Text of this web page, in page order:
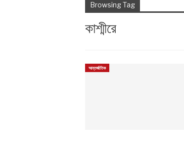
Browsing Tag
কাশ্মীরে
আন্তর্জাতিক